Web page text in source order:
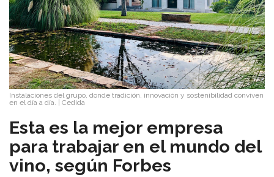
Instalaciones del grupo, donde tradición, innovación y sostenibilidad conviven
en el día a día.
Cedida
​Esta es la mejor empresa
para trabajar en el mundo del
vino, según Forbes